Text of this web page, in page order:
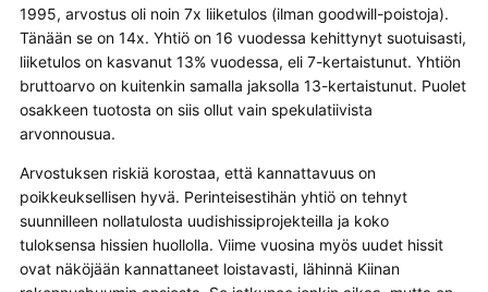
1995, arvostus oli noin 7x liiketulos (ilman goodwill-poistoja).
Tänään se on 14x. Yhtiö on 16 vuodessa kehittynyt suotuisasti,
liiketulos on kasvanut 13% vuodessa, eli 7-kertaistunut. Yhtiön
bruttoarvo on kuitenkin samalla jaksolla 13-kertaistunut. Puolet
osakkeen tuotosta on siis ollut vain spekulatiivista
arvonnousua.
Arvostuksen riskiä korostaa, että kannattavuus on
poikkeuksellisen hyvä. Perinteisestihän yhtiö on tehnyt
suunnilleen nollatulosta uudishissiprojekteilla ja koko
tuloksensa hissien huollolla. Viime vuosina myös uudet hissit
ovat näköjään kannattaneet loistavasti, lähinnä Kiinan